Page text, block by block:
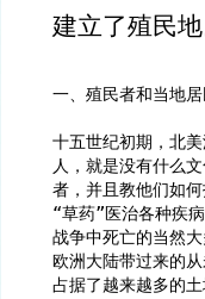
建立了殖民地
一、殖民者和当地
十五世纪初期，北
人，就是没有什么
者，并且教他们如
“草药”医治各种疾
战争中死亡的当然
欧洲大陆带过来的
占据了越来越多的